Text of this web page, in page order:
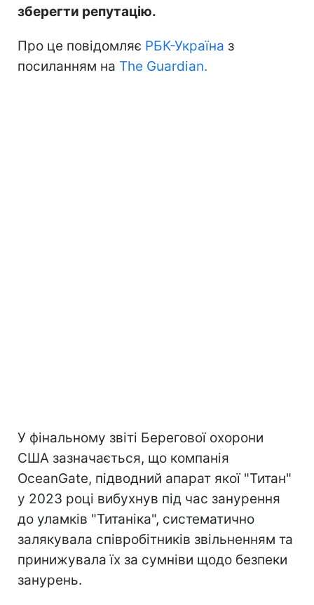
зберегти репутацію.
Про це повідомляє РБК-Україна з
посиланням на The Guardian.
У фінальному звіті Берегової охорони
США зазначається, що компанія
OceanGate, підводний апарат якої "Титан"
у 2023 році вибухнув під час занурення
до уламків "Титаніка", систематично
залякувала співробітників звільненням та
принижувала їх за сумніви щодо безпеки
занурень.